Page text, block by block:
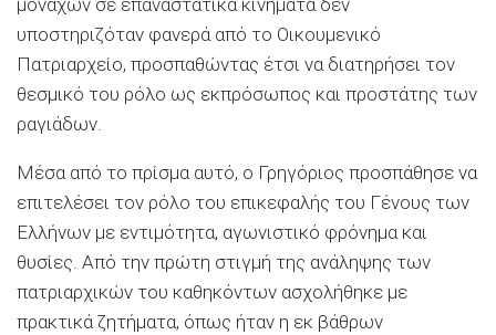
υποστηριζόταν φανερά από το Οικουμενικό
Πατριαρχείο, προσπαθώντας έτσι να διατηρήσει τον
θεσμικό του ρόλο ως εκπρόσωπος και προστάτης των
ραγιάδων.
Μέσα από το πρίσμα αυτό, ο Γρηγόριος προσπάθησε να
επιτελέσει τον ρόλο του επικεφαλής του Γένους των
Ελλήνων με εντιμότητα, αγωνιστικό φρόνημα και
θυσίες. Από την πρώτη στιγμή της ανάληψης των
πατριαρχικών του καθηκόντων ασχολήθηκε με
πρακτικά ζητήματα, όπως ήταν η εκ βάθρων